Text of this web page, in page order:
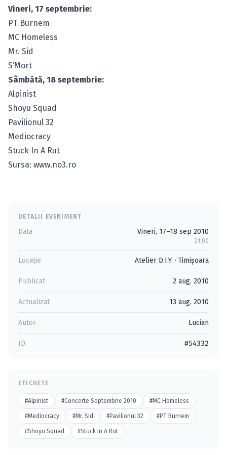
Vineri, 17 septembrie:
PT Burnem
MC Homeless
Mr. Sid
S’Mort
Sâmbătă, 18 septembrie:
Alpinist
Shoyu Squad
Pavilionul 32
Mediocracy
Stuck In A Rut
Sursa: www.no3.ro
DETALII EVENIMENT
Data Vineri, 17–18 sep 2010
21:00
Locație Atelier D.I.Y. · Timişoara
Publicat 2 aug. 2010
Actualizat 13 aug. 2010
Autor Lucian
ID #54332
ETICHETE
#Alpinist #Concerte Septembrie 2010 #MC Homeless
#Mediocracy #Mr. Sid #Pavilionul 32 #PT Burnem
#Shoyu Squad #Stuck In A Rut